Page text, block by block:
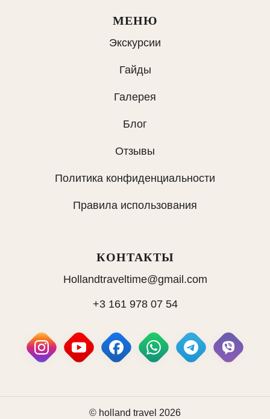
МЕНЮ
Экскурсии
Гайды
Галерея
Блог
Отзывы
Политика конфиденциальности
Правила использования
КОНТАКТЫ
Hollandtraveltime@gmail.com
+3 161 978 07 54
© holland travel 2026